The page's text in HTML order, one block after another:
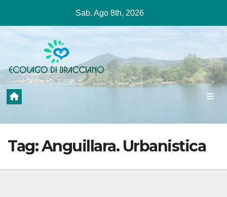
contenuto
Sab. Ago 8th, 2026
Tag:Anguillara. Urbanistica